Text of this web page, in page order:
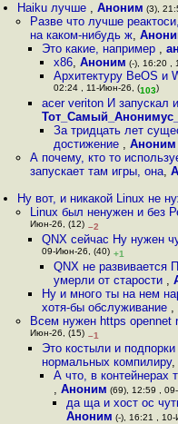
Haiku лучше ,Аноним (3),
Разве что лучше
на каком-нибудь ж,
Это какие, например ,
х86,Аноним (-), 16:20 ,
Архитектуру BeOS и
02:24 , 11-Июн-26, (103)
acer veriton И запускал
Тот_Самый_Анонимус_
За тридцать лет
достижение ,Аноним
А почему, кто то
запускает там игры, она,
Ну вот, и никакой Linux не
Linux был ненужен и без
Июн-26, (12) –2
QNX сейчас Ну нужен
09-Июн-26, (40) +1
QNX не развивается
умерли от старости ,
Ну и много ты на нем
хотя-бы обслуживание ,
Всем нужен https opennet
Июн-26, (15) –1
Это костыли и
нормальных компилиру,
А что, в контейнерах
,Аноним (69), 12:59 ,
да ща и хост ос
Аноним (-), 16:21 ,